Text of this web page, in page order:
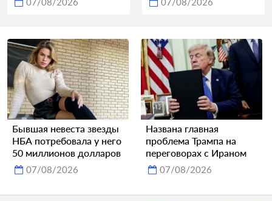
07/08/2026 07/08/2026
Бывшая невеста звезды
НБА потребовала у него
50 миллионов долларов
07/08/2026
Названа главная
проблема Трампа на
переговорах с Ираном
07/08/2026